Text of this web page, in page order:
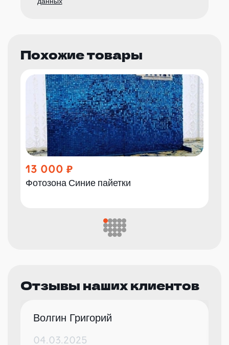
Похожие товары
13 000
Фотозона Синие пайетки
Отзывы наших клиентов
Волгин Григорий
04.03.2025